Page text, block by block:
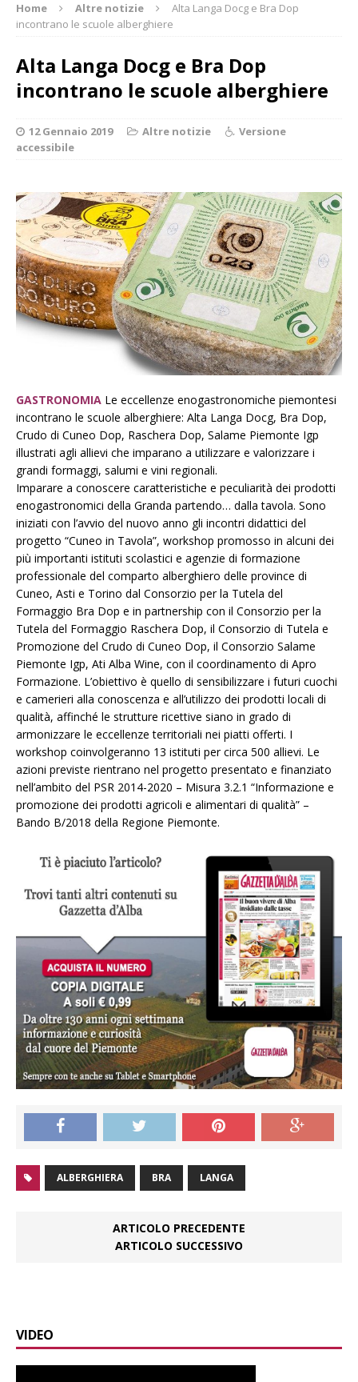
Home Altre notizie
Alta Langa Docg e Bra Dop
incontrano le scuole alberghiere
Alta Langa Docg e Bra Dop
incontrano le scuole alberghiere
12 Gennaio 2019 Altre notizie
Versione
accessibile
GASTRONOMIA Le eccellenze enogastronomiche piemontesi
incontrano le scuole alberghiere: Alta Langa Docg, Bra Dop,
Crudo di Cuneo Dop, Raschera Dop, Salame Piemonte Igp
illustrati agli allievi che imparano a utilizzare e valorizzare i
grandi formaggi, salumi e vini regionali.
Imparare a conoscere caratteristiche e peculiarità dei prodotti
enogastronomici della Granda partendo… dalla tavola. Sono
iniziati con l’avvio del nuovo anno gli incontri didattici del
progetto “Cuneo in Tavola”, workshop promosso in alcuni dei
più importanti istituti scolastici e agenzie di formazione
professionale del comparto alberghiero delle province di
Cuneo, Asti e Torino dal Consorzio per la Tutela del
Formaggio Bra Dop e in partnership con il Consorzio per la
Tutela del Formaggio Raschera Dop, il Consorzio di Tutela e
Promozione del Crudo di Cuneo Dop, il Consorzio Salame
Piemonte Igp, Ati Alba Wine, con il coordinamento di Apro
Formazione. L’obiettivo è quello di sensibilizzare i futuri cuochi
e camerieri alla conoscenza e all’utilizzo dei prodotti locali di
qualità, affinché le strutture ricettive siano in grado di
armonizzare le eccellenze territoriali nei piatti offerti. I
workshop coinvolgeranno 13 istituti per circa 500 allievi. Le
azioni previste rientrano nel progetto presentato e finanziato
nell’ambito del PSR 2014-2020 – Misura 3.2.1 “Informazione e
promozione dei prodotti agricoli e alimentari di qualità” –
Bando B/2018 della Regione Piemonte.
ALBERGHIERA BRA LANGA
ARTICOLO PRECEDENTE
ARTICOLO SUCCESSIVO
VIDEO